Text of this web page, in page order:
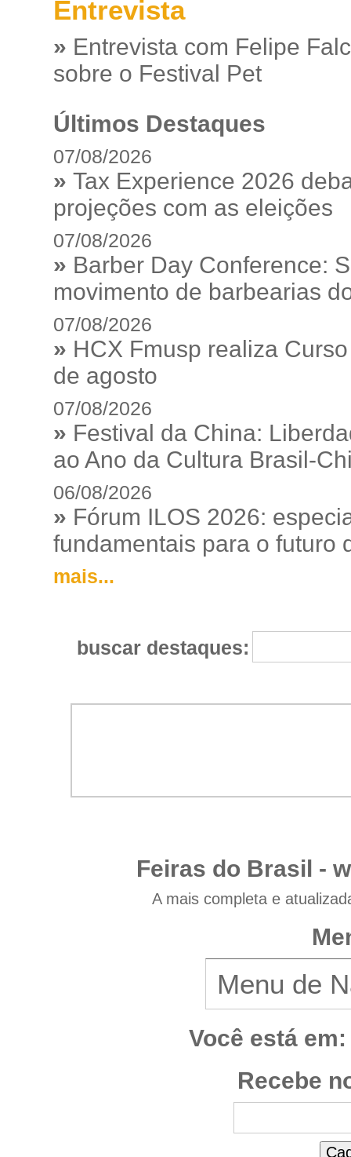
Entrevista
» Entrevista com Felipe
sobre o Festival Pet
Últimos Destaques
07/08/2026
» Tax Experience 2026
projeções com as eleições
07/08/2026
» Barber Day Conference:
movimento de barbearias
07/08/2026
» HCX Fmusp realiza
de agosto
07/08/2026
» Festival da China:
ao Ano da Cultura Brasil-
06/08/2026
» Fórum ILOS 2026:
fundamentais para o futuro
mais...
buscar destaques:
Feiras do Brasil -
A mais completa e
Você está em:
Recebe